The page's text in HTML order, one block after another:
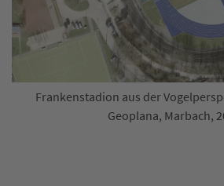
Frankenstadion aus der
Geoplana, Marbach,